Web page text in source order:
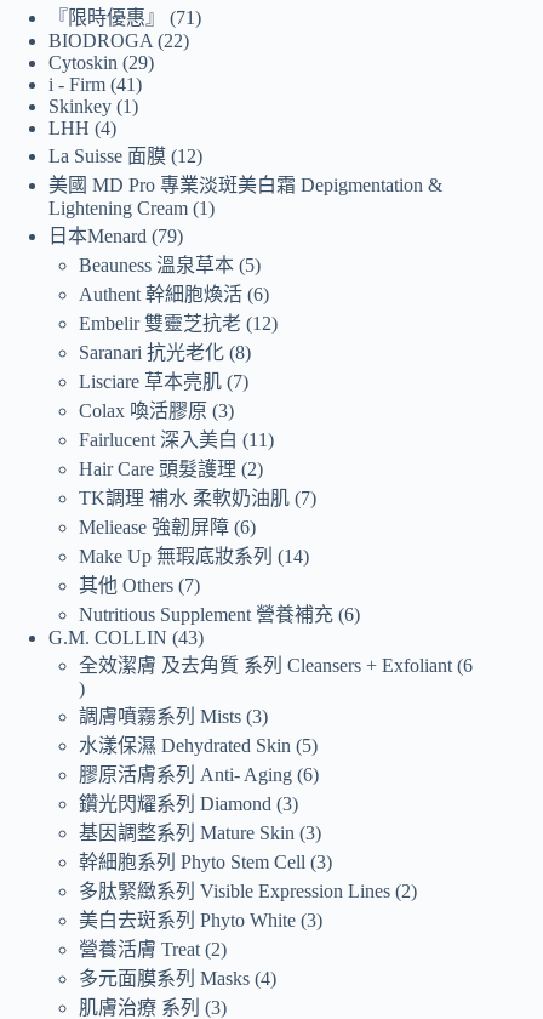
『限時優惠』
71
BIODROGA
22
Cytoskin
29
i - Firm 41
Skinkey 1
LHH 4
La Suisse 面膜 12
美國 MD Pro 專業淡斑美白霜 Depigmentation &
Lightening Cream 1
日本Menard
79
Beauness 溫泉草本 5
Authent 幹細胞煥活 6
Embelir 雙靈芝抗老 12
Saranari 抗光老化 8
Lisciare 草本亮肌 7
Colax 喚活膠原 3
Fairlucent 深入美白
11
Hair Care 頭髮護理
2
TK調理 補水 柔軟奶油肌 7
Meliease 強韌屏障 6
Make Up 無瑕底妝系列
14
其他 Others 7
Nutritious Supplement 營養補充 6
G.M. COLLIN 43
全效潔膚 及去角質 系列 Cleansers + Exfoliant 6
調膚噴霧系列 Mists 3
水漾保濕 Dehydrated Skin
5
膠原活膚系列 Anti- Aging 6
鑽光閃耀系列 Diamond 3
基因調整系列 Mature Skin 3
幹細胞系列 Phyto Stem Cell 3
多肽緊緻系列 Visible Expression Lines 2
美白去斑系列 Phyto White 3
營養活膚 Treat 2
多元面膜系列 Masks 4
肌膚治療 系列
3